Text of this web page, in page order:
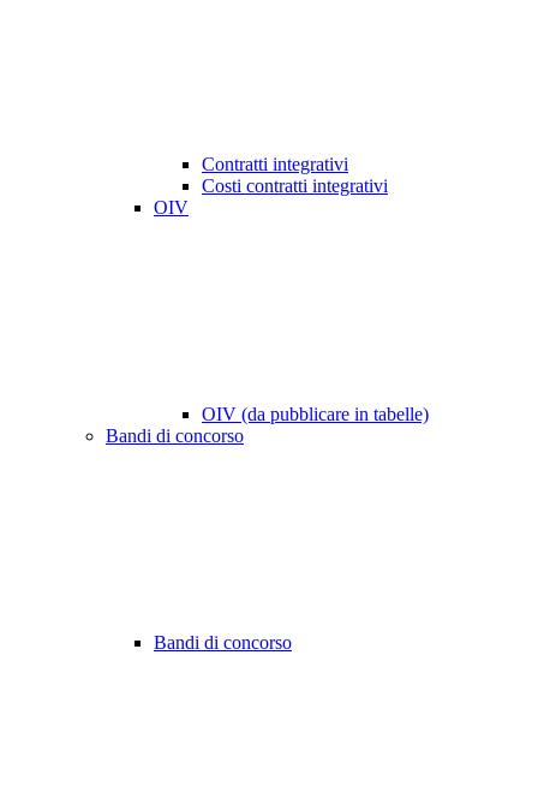
Contratti integrativi
Costi contratti integrativi
OIV
OIV (da pubblicare in tabelle)
Bandi di concorso
Bandi di concorso